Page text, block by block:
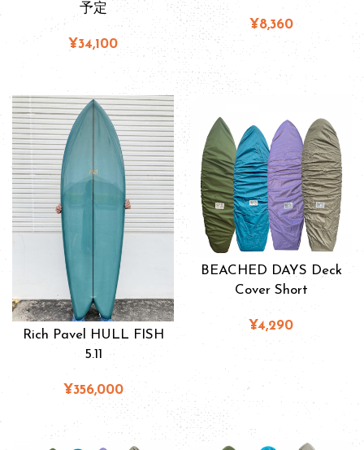
予定
¥34,100
¥8,360
Rich Pavel HULL FISH
5.11
¥356,000
BEACHED DAYS Deck
Cover Short
¥4,290